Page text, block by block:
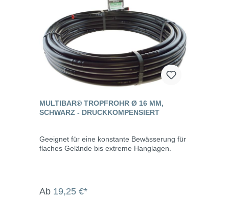
MULTIBAR® TROPFROHR Ø 16 MM,
SCHWARZ - DRUCKKOMPENSIERT
Geeignet für eine konstante Bewässerung für
flaches Gelände bis extreme Hanglagen.
Ab 19,25 €*